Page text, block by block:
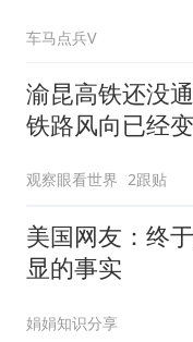
车马点兵V
渝昆高铁还没
铁路风向已经
观察眼看世界 2跟贴
美国网友：终
显的事实
娟娟知识分享